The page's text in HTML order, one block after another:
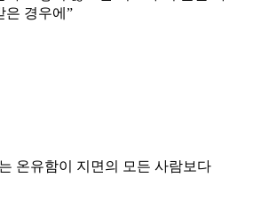
은 경우에 ”
온유함이 지면의 모든 사람보다